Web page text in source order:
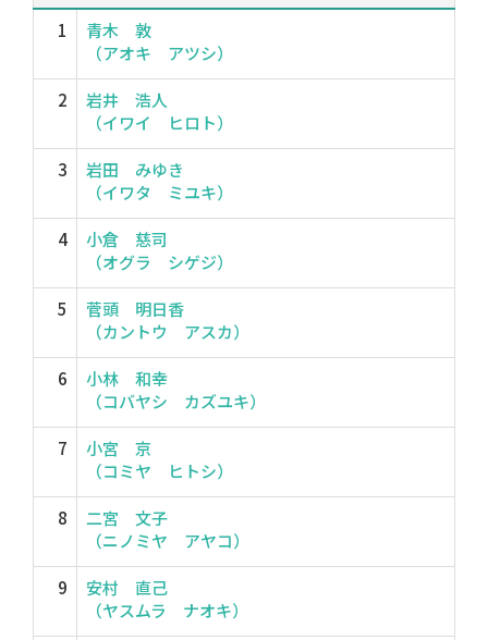
1
青木 敦
（アオキ アツシ）
2
岩井 浩人
（イワイ ヒロト）
3
岩田 みゆき
（イワタ ミユキ）
4
小倉 慈司
（オグラ シゲジ）
5
菅頭 明日香
（カントウ アスカ）
6
小林 和幸
（コバヤシ カズユキ）
7
小宮 京
（コミヤ ヒトシ）
8
二宮 文子
（ニノミヤ アヤコ）
9
安村 直己
（ヤスムラ ナオキ）